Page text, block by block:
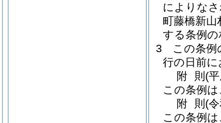
によりな
町藤橋新
する条例
3
この条例
行の日前
附 則 (
この条例
附 則 (
この条例